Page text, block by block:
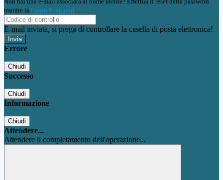
tramite la Login Spaggiari
E-mail inviata, si prega di controllare la casella di posta elettronica!
Errore
Chiudi
Successo
Chiudi
Informazione
Chiudi
Attendere...
Attendere il completamento dell'operazione...